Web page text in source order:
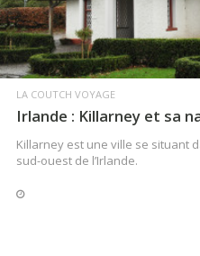
LA COUTCH VOYAGE
Irlande : Killarney et sa
Killarney est une ville se situant
sud-ouest de l’Irlande.